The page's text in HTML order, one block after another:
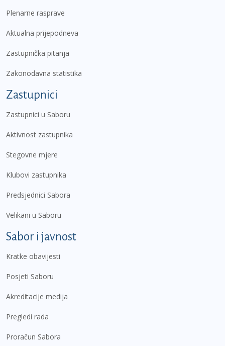
Plenarne rasprave
Aktualna prijepodneva
Zastupnička pitanja
Zakonodavna statistika
Zastupnici
Zastupnici u Saboru
Aktivnost zastupnika
Stegovne mjere
Klubovi zastupnika
Predsjednici Sabora
Velikani u Saboru
Sabor i javnost
Kratke obavijesti
Posjeti Saboru
Akreditacije medija
Pregledi rada
Proračun Sabora